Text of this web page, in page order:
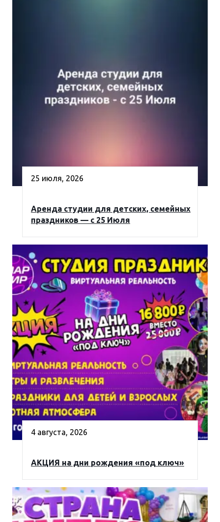
25 июля, 2026
Аренда студии для детских, семейных
праздников — с 25 Июля
4 августа, 2026
АКЦИЯ на дни рождения «под ключ»